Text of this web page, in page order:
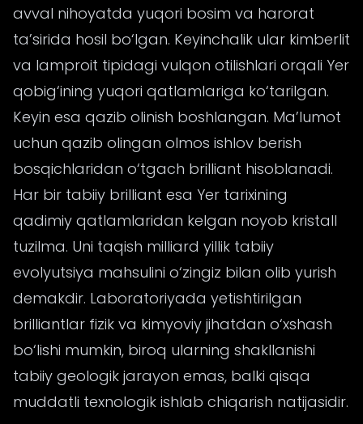
avval nihoyatda yuqori bosim va harorat
ta’sirida hosil bo‘lgan. Keyinchalik ular kimberlit
va lamproit tipidagi vulqon otilishlari orqali Yer
qobig‘ining yuqori qatlamlariga ko‘tarilgan.
Keyin esa qazib olinish boshlangan. Ma’lumot
uchun qazib olingan olmos ishlov berish
bosqichlaridan o‘tgach brilliant hisoblanadi.
Har bir tabiiy brilliant esa Yer tarixining
qadimiy qatlamlaridan kelgan noyob kristall
tuzilma. Uni taqish milliard yillik tabiiy
evolyutsiya mahsulini o‘zingiz bilan olib yurish
demakdir. Laboratoriyada yetishtirilgan
brilliantlar fizik va kimyoviy jihatdan o‘xshash
bo‘lishi mumkin, biroq ularning shakllanishi
tabiiy geologik jarayon emas, balki qisqa
muddatli texnologik ishlab chiqarish natijasidir.